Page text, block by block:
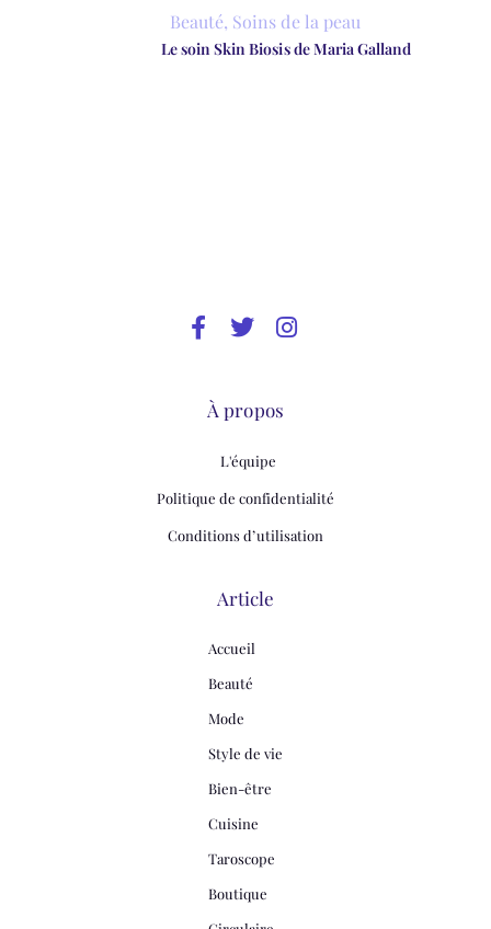
Beauté, Soins de la peau
Le soin Skin Biosis de Maria Galland
À propos
L'équipe
Politique de confidentialité
Conditions d’utilisation
Article
Accueil
Beauté
Mode
Style de vie
Bien-être
Cuisine
Taroscope
Boutique